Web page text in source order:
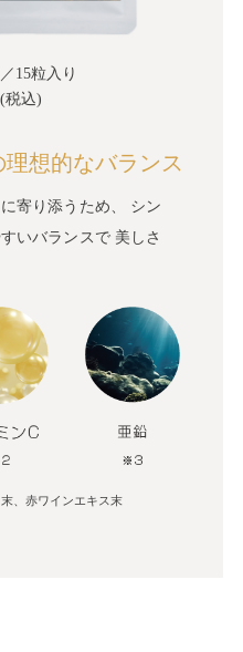
15粒入り
税込)
想的なバランス
寄り添うため、 シン
いバランスで 美しさ
、赤ワインエキス末